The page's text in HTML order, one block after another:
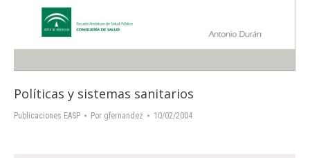
Políticas y sistemas sanitarios
Publicaciones EASP Por gfernandez 10/02/2004